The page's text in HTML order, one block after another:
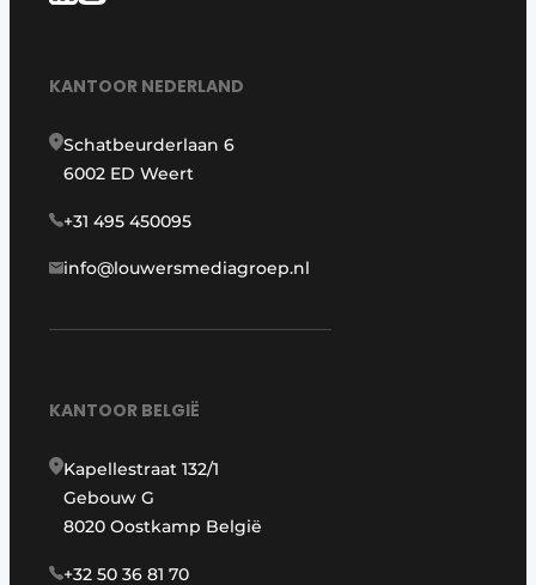
KANTOOR NEDERLAND
Schatbeurderlaan 6
6002 ED Weert
+31 495 450095
info@louwersmediagroep.nl
KANTOOR BELGIË
Kapellestraat 132/1
Gebouw G
8020 Oostkamp België
+32 50 36 81 70